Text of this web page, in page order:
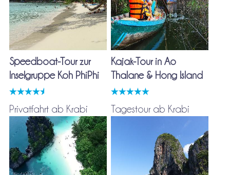
Speedboat-Tour zur
Inselgruppe Koh PhiPhi
Kajak-Tour in Ao
Thalane & Hong Island
Privatfahrt ab Krabi Tagestour ab Krabi